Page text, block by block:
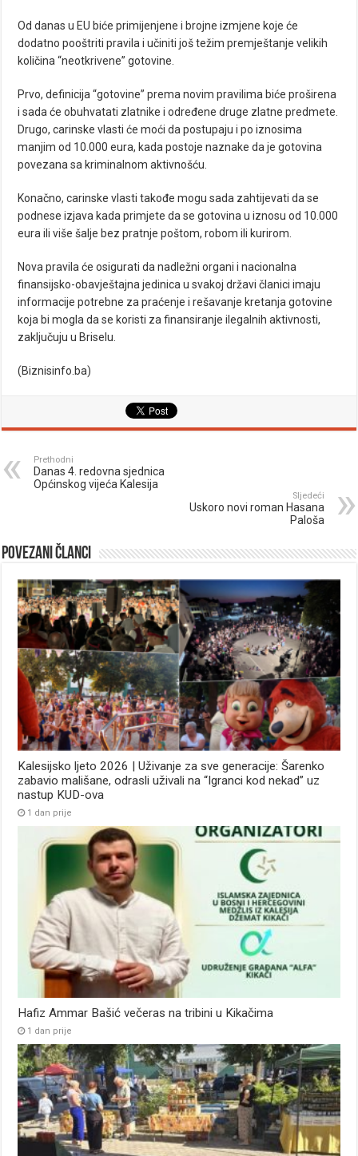
Od danas u EU biće primijenjene i brojne izmjene koje će
dodatno pooštriti pravila i učiniti još težim premještanje velikih
količina “neotkrivene” gotovine.
Prvo, definicija “gotovine” prema novim pravilima biće proširena
i sada će obuhvatati zlatnike i određene druge zlatne predmete.
Drugo, carinske vlasti će moći da postupaju i po iznosima
manjim od 10.000 eura, kada postoje naznake da je gotovina
povezana sa kriminalnom aktivnošću.
Konačno, carinske vlasti takođe mogu sada zahtijevati da se
podnese izjava kada primjete da se gotovina u iznosu od 10.000
eura ili više šalje bez pratnje poštom, robom ili kurirom.
Nova pravila će osigurati da nadležni organi i nacionalna
finansijsko-obavještajna jedinica u svakoj državi članici imaju
informacije potrebne za praćenje i rešavanje kretanja gotovine
koja bi mogla da se koristi za finansiranje ilegalnih aktivnosti,
zaključuju u Briselu.
(Biznisinfo.ba)
Prethodni
Danas 4. redovna sjednica
Općinskog vijeća Kalesija
Sljedeći
Uskoro novi roman Hasana
Paloša
Povezani članci
Kalesijsko ljeto 2026 | Uživanje za sve generacije: Šarenko
zabavio mališane, odrasli uživali na “Igranci kod nekad” uz
nastup KUD-ova
1 dan prije
Hafiz Ammar Bašić večeras na tribini u Kikačima
1 dan prije